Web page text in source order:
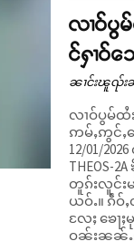
လၢဝ်ပွ
င်ႁၢဝ်
ၼၢင်းၽူၺ်း
လၢဝ်ပွမ်ထႆ
ဢမ်ႇဢွင်ႇသ
12/01/
THEOS-2A ၶိုၼ်ႈၵႂႃႇၼိူဝ်ၵၢင်ႁၢဝ်သေတႃႉ ၶိူင်ႈၸၢၵ်ႈမီးပၼ်ႁႃလႄႈ ၶိုၼ်း
တူၵ်းလူင်း
ယဝ်ႉ။ ၵဵဝ်ႇလူၺ်ႈလွင်ႈၼႆႉသေ ဢေႊၵျႅၼ်ႊသီႊၾၢႆႇလွၵ်းလၢႆးပၢႆးသၢင်ႈ
လႄႈ ၶေႃ
ဝၼ်းၼၼ်ႉ